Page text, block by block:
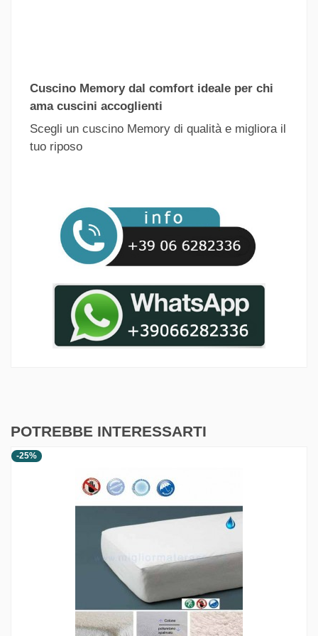
Cuscino Memory dal comfort ideale per chi
ama cuscini accoglienti
Scegli un cuscino Memory di qualità e migliora il
tuo riposo
POTREBBE INTERESSARTI